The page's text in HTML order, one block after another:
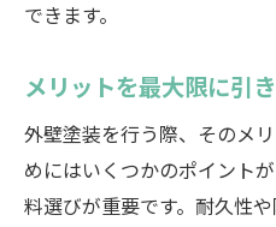
できます。
メリットを最大限に引
外壁塗装を行う際、そのメ
めにはいくつかのポイント
料選びが重要です。耐久性